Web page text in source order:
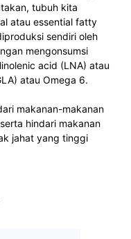
tubuh kita
atau essential fatty
sendiri oleh
mengonsumsi
acid (LNA) atau
atau Omega 6.
makanan-makanan
hindari makanan
jahat yang tinggi